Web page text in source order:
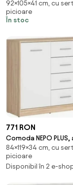
105x41x92 cm
92×105×41 cm, cu
picioare
În stoc
771 RON
Comoda NEPO
sonoma, PAL laminat,
cm
84×119×34 cm, cu
picioare
Disponibil în 2 e-